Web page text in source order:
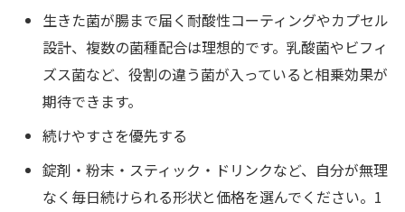
生きた菌が腸まで届く耐酸性コーティングやカプセル
設計、複数の菌種配合は理想的です。乳酸菌やビフィ
ズス菌など、役割の違う菌が入っていると相乗効果が
期待できます。
続けやすさを優先する
錠剤・粉末・スティック・ドリンクなど、自分が無理
なく毎日続けられる形状と価格を選んでください。1